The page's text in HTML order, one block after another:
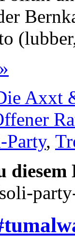
Axxt
Party,